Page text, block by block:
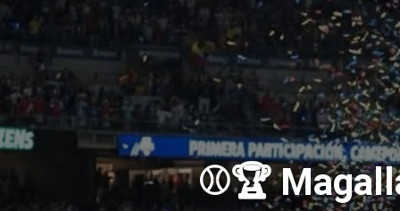
⚾️🏆